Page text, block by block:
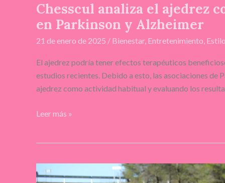
Chesscul analiza el ajedrez
en Parkinson y Alzheimer
21 de enero de 2025 / Bienestar, Entretenimiento,
El ajedrez podría tener efectos terapéuticos
estudios recientes. Debido a esto, las asociaciones de
ajedrez como actividad habitual y evaluando los
Leer más »
Fuentenovilla,